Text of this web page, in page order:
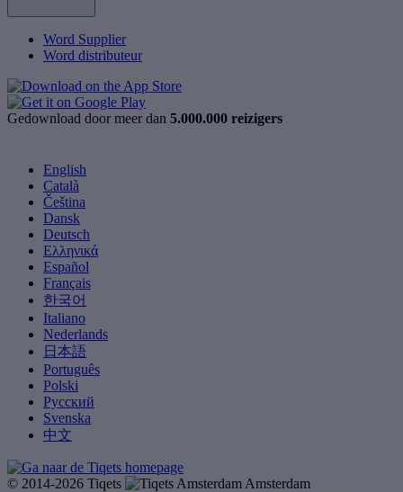
Word Supplier
Word distributeur
Gedownload door meer dan 5.000.000 reizigers
English
Català
Čeština
Dansk
Deutsch
Ελληνικά
Español
Français
한국어
Italiano
Nederlands
日本語
Português
Polski
Русский
Svenska
中文
© 2014-2026 Tiqets
Amsterdam